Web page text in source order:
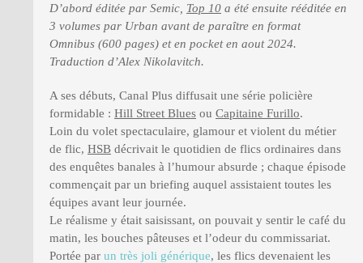
D’abord éditée par Semic, Top 10 a été ensuite rééditée en
3 volumes par Urban avant de paraître en format
Omnibus (600 pages) et en pocket en aout 2024.
Traduction d’Alex Nikolavitch.
A ses débuts, Canal Plus diffusait une série policière
formidable : Hill Street Blues ou Capitaine Furillo.
Loin du volet spectaculaire, glamour et violent du métier
de flic, HSB décrivait le quotidien de flics ordinaires dans
des enquêtes banales à l’humour absurde ; chaque épisode
commençait par un briefing auquel assistaient toutes les
équipes avant leur journée.
Le réalisme y était saisissant, on pouvait y sentir le café du
matin, les bouches pâteuses et l’odeur du commissariat.
Portée par un très joli générique, les flics devenaient les